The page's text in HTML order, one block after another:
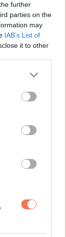
further
parties on the
may
IAB’s List of
it to other
more Google
may click to
tags to
below Google
könyvet
képesnek.